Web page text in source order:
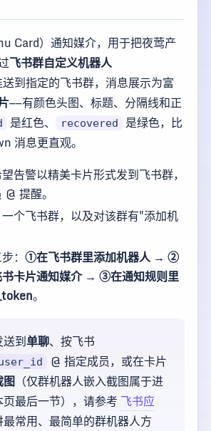
Card）通知媒介，用于把夜莺产
飞书群自定义机器人
送到指定的飞书群，消息展示为富
——有颜色头图、标题、分隔线和正
是红色、 recovered
是绿色，比
消息更直观。
告警以精美卡片形式发到飞书群，
提醒。
个飞书群，以及对该群有"添加机
： ①在飞书群里添加机器人 → ②
书卡片通知媒介 → ③在通知规则里
。
到单聊、按飞书
@ 指定成员，或在卡片
图 （仅群机器人嵌入截图属于进
最后一节），请参考 飞书应
常用、最简单的群机器人方